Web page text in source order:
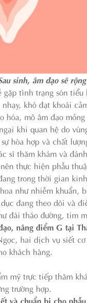
sinh, âm đạo sẽ
gặp tình trạng són
khó đạt khoái
hóa, mô âm đạo
khi quan hệ do
hòa hợp và chất
sĩ thăm khám và
thực hiện phẫu
trong thời gian
như nhiễm khuẩn,
đang theo dõi và
đái tháo đường, tim
nâng điểm G tại
hai dịch vụ siết
khách hàng.
mỹ trực tiếp thăm
trường hợp.
và chuẩn bị cho